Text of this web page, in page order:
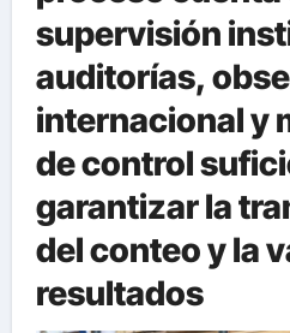
supervisión
auditorías,
internacional y
de control
garantizar la
del conteo y la
resultados